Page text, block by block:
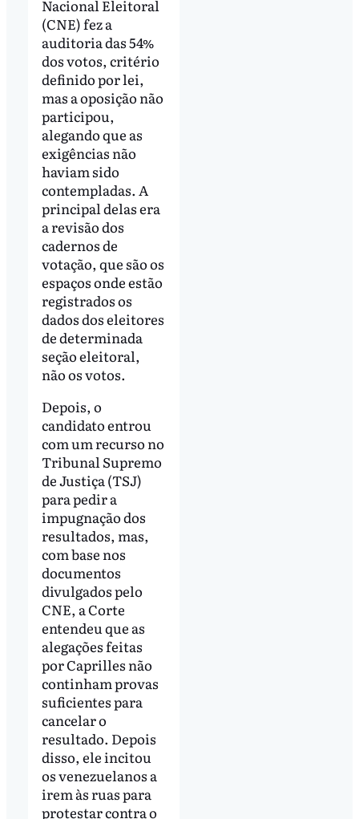
Nacional Eleitoral
(CNE) fez a
auditoria das 54%
dos votos, critério
definido por lei,
mas a oposição não
participou,
alegando que as
exigências não
haviam sido
contempladas. A
principal delas era
a revisão dos
cadernos de
votação, que são os
espaços onde estão
registrados os
dados dos eleitores
de determinada
seção eleitoral,
não os votos.
Depois, o
candidato entrou
com um recurso no
Tribunal Supremo
de Justiça (TSJ)
para pedir a
impugnação dos
resultados, mas,
com base nos
documentos
divulgados pelo
CNE, a Corte
entendeu que as
alegações feitas
por Caprilles não
continham provas
suficientes para
cancelar o
resultado. Depois
disso, ele incitou
os venezuelanos a
irem às ruas para
protestar contra o